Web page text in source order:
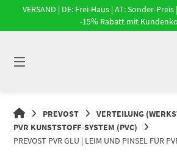
Springe
Inhalt
VERSAND | DE: Frei-Haus | AT: Sonder-Preis
-15% Rabatt mit
DRUCKLUFT-
ONLINE
|
PREVOST
VERTEILUNG
PVR KUNSTSTOFF-SYSTEM (PVC)
PREVOST PVR GLU | LEIM UND PINSEL FÜR